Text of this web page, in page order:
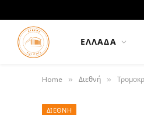
ΕΛΛΆΔΑ
Home » Διεθνή »
ΔΙΕΘΝΉ